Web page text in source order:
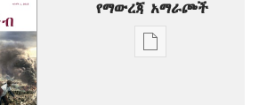
የማውረጃ አማራጮች
የሕትመት